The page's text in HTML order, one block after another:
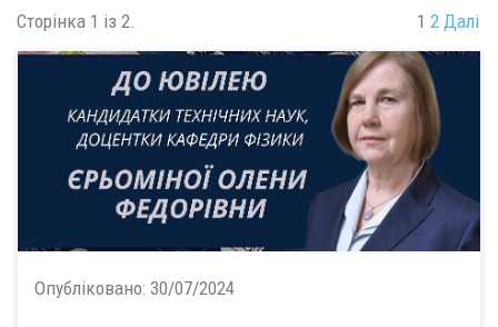
Сторінка 1 із 2. 1 2 Далі
Опубліковано: 30/07/2024